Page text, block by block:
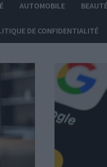
AUTOMOBILE
DE CONFIDENTIALITÉ